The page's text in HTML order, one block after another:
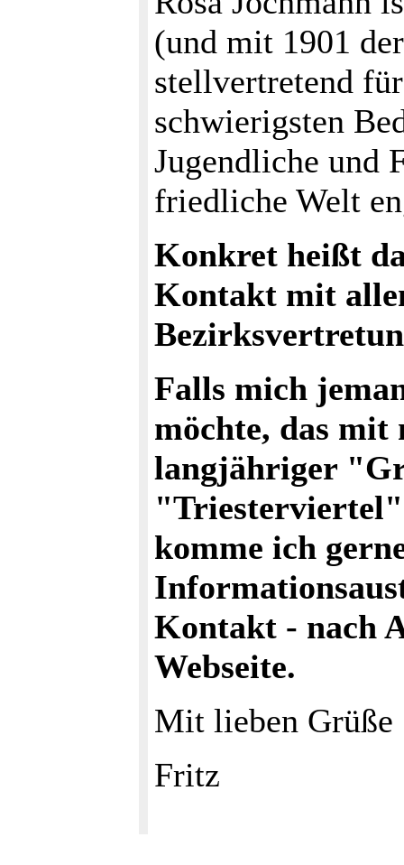
(und mit 1901
stellvertretend
schwierigsten
Jugendliche und
friedliche Welt
Konkret heißt
Kontakt mit
Falls mich
möchte, das mit
langjähriger
"Triesterviertel"
komme ich
Kontakt - nach
Webseite.
Mit lieben Grüße
Fritz